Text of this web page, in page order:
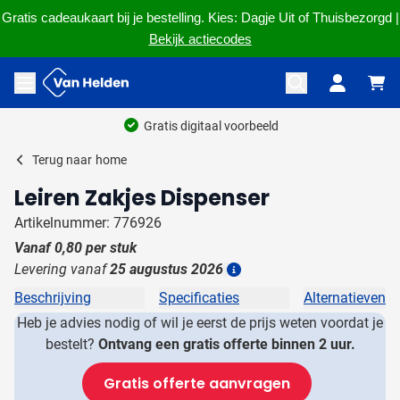
Gratis cadeaukaart bij je bestelling. Kies: Dagje Uit of Thuisbezorgd |
Bekijk actiecodes
Ga naar de inhoud
Menu openen
Gratis digitaal voorbeeld
Terug naar home
Leiren Zakjes Dispenser
Artikelnummer: 776926
Vanaf0,80 per stuk
Levering vanaf25 augustus 2026
Beschrijving Specificaties
Alternatieven
Heb je advies nodig of wil je eerst de prijs weten voordat je
bestelt? Ontvang een gratis offerte binnen 2 uur.
Gratis offerte aanvragen